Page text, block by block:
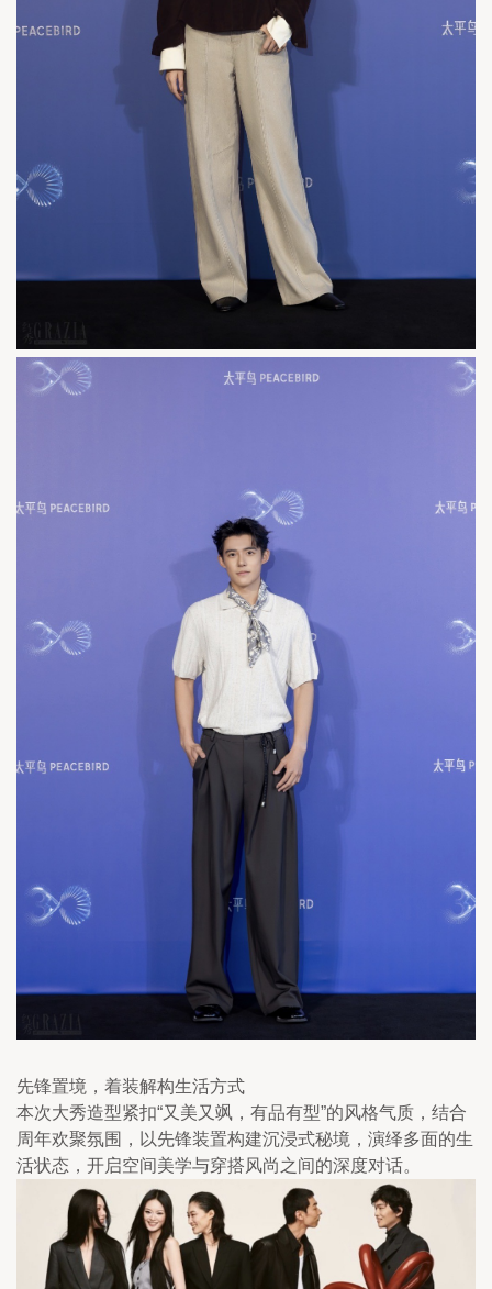
先锋置境，着装解构生活方式
本次大秀造型紧扣“又美又飒，有品有型”的风格气质，结合
周年欢聚氛围，以先锋装置构建沉浸式秘境，演绎多面的生
活状态，开启空间美学与穿搭风尚之间的深度对话。